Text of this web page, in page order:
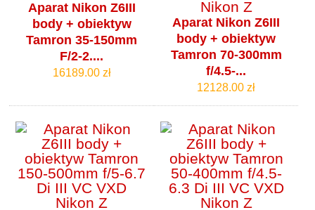
Aparat Nikon Z6III
body + obiektyw
Tamron 35-150mm
F/2-2....
16189.00 zł
Aparat Nikon Z6III
body + obiektyw
Tamron 70-300mm
f/4.5-...
12128.00 zł